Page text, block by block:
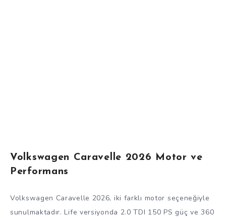
Volkswagen Caravelle 2026 Motor ve
Performans
Volkswagen Caravelle 2026, iki farklı motor seçeneğiyle
sunulmaktadır. Life versiyonda 2.0 TDI 150 PS güç ve 360